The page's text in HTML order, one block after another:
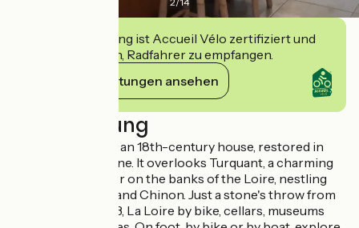
Diese Einrichtung ist Accueil Vélo zertifiziert und
verpflichtet sich, Radfahrer zu empfangen.
Ihre Verpflichtungen ansehen
Beschreibung
"Au Tuffeau Gîte is an 18th-century house, restored in
white chateau stone. It overlooks Turquant, a charming
village of character on the banks of the Loire, nestling
between Saumur and Chinon. Just a stone's throw from
vineyards, the GR3, La Loire by bike, cellars, museums